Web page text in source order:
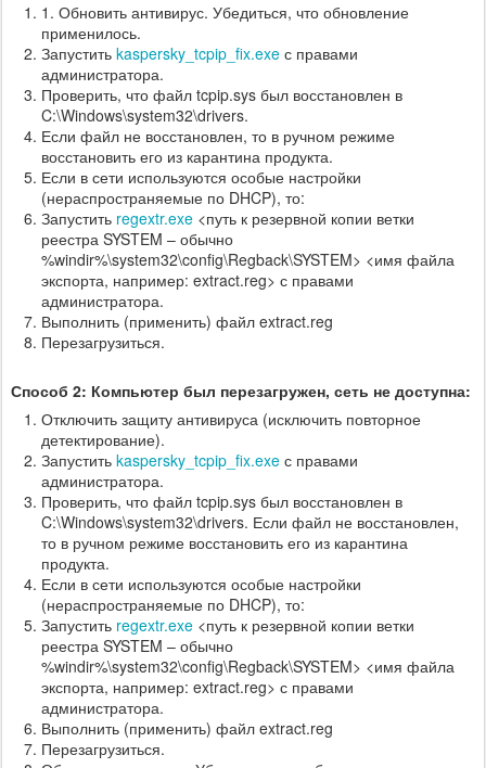
1. Обновить антивирус. Убедиться, что обновление
применилось.
Запустить kaspersky_tcpip_fix.exe с правами
администратора.
Проверить, что файл tcpip.sys был восстановлен в
C:\Windows\system32\drivers.
Если файл не восстановлен, то в ручном режиме
восстановить его из карантина продукта.
Если в сети используются особые настройки
(нераспространяемые по DHCP), то:
Запустить regextr.exe <путь к резервной копии ветки
реестра SYSTEM – обычно
%windir%\system32\config\Regback\SYSTEM> <имя файла
экспорта, например: extract.reg> с правами
администратора.
Выполнить (применить) файл extract.reg
Перезагрузиться.
Способ 2: Компьютер был перезагружен, сеть не доступна:
Отключить защиту антивируса (исключить повторное
детектирование).
Запустить kaspersky_tcpip_fix.exe с правами
администратора.
Проверить, что файл tcpip.sys был восстановлен в
C:\Windows\system32\drivers. Если файл не восстановлен,
то в ручном режиме восстановить его из карантина
продукта.
Если в сети используются особые настройки
(нераспространяемые по DHCP), то:
Запустить regextr.exe <путь к резервной копии ветки
реестра SYSTEM – обычно
%windir%\system32\config\Regback\SYSTEM> <имя файла
экспорта, например: extract.reg> с правами
администратора.
Выполнить (применить) файл extract.reg
Перезагрузиться.